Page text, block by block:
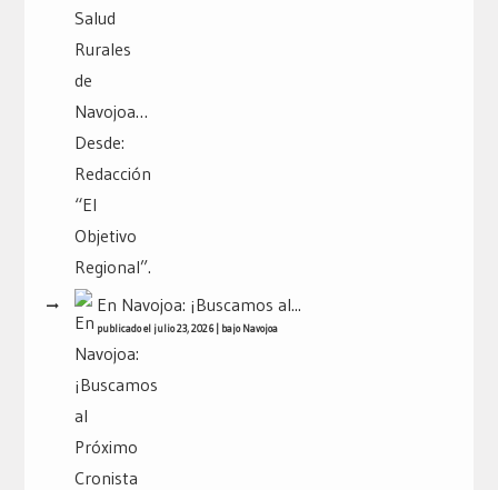
En Navojoa: ¡Buscamos al...
publicado el julio 23, 2026| bajo Navojoa